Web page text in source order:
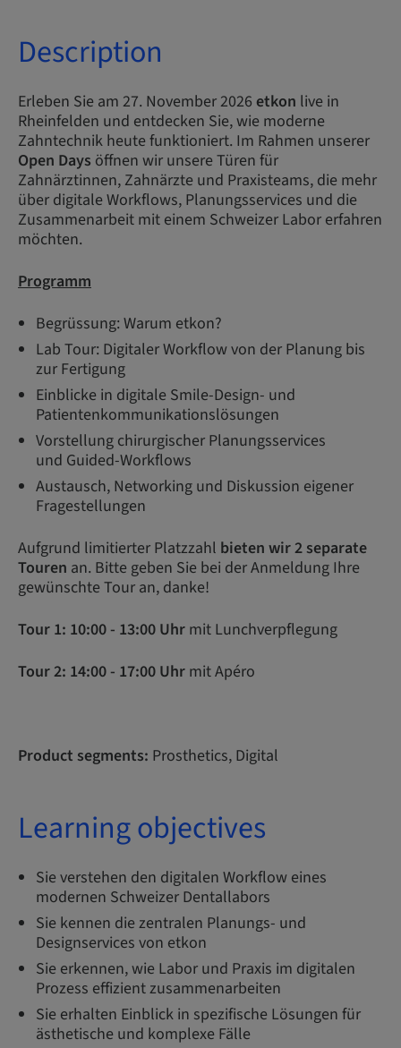
Description
Erleben Sie am 27. November 2026 etkon live in
Rheinfelden und entdecken Sie, wie moderne
Zahntechnik heute funktioniert. Im Rahmen unserer
Open Days öffnen wir unsere Türen für
Zahnärztinnen, Zahnärzte und Praxisteams, die mehr
über digitale Workflows, Planungsservices und die
Zusammenarbeit mit einem Schweizer Labor erfahren
möchten.​
Programm
Begrüssung: Warum etkon?
Lab Tour: Digitaler Workflow von der Planung bis
zur Fertigung
Einblicke in digitale Smile-Design- und
Patientenkommunikationslösungen
Vorstellung chirurgischer Planungsservices
und Guided-Workflows
Austausch, Networking und Diskussion eigener
Fragestellungen​
Aufgrund limitierter Platzzahl bieten wir 2 separate
Touren an. Bitte geben Sie bei der Anmeldung Ihre
gewünschte Tour an, danke!
Tour 1: 10:00 - 13:00 Uhr mit Lunchverpflegung
Tour 2: 14:00 - 17:00 Uhr mit Apéro
Product segments: Prosthetics, Digital
Learning objectives
​​Sie verstehen den digitalen Workflow eines
modernen Schweizer Dentallabors
Sie kennen die zentralen Planungs- und
Designservices von etkon
Sie erkennen, wie Labor und Praxis im digitalen
Prozess effizient zusammenarbeiten
Sie erhalten Einblick in spezifische Lösungen für
ästhetische und komplexe Fälle